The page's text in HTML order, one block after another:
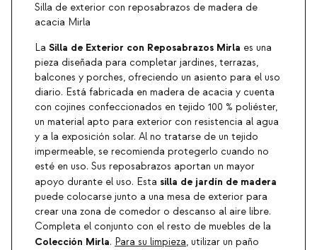
Silla de exterior con reposabrazos de madera de
acacia Mirla
La Silla de Exterior con Reposabrazos Mirla es una
pieza diseñada para completar jardines, terrazas,
balcones y porches, ofreciendo un asiento para el uso
diario. Está fabricada en madera de acacia y cuenta
con cojines confeccionados en tejido 100 % poliéster,
un material apto para exterior con resistencia al agua
y a la exposición solar. Al no tratarse de un tejido
impermeable, se recomienda protegerlo cuando no
esté en uso. Sus reposabrazos aportan un mayor
apoyo durante el uso. Esta silla de jardín de madera
puede colocarse junto a una mesa de exterior para
crear una zona de comedor o descanso al aire libre.
Completa el conjunto con el resto de muebles de la
Colección Mirla. Para su limpieza, utilizar un paño